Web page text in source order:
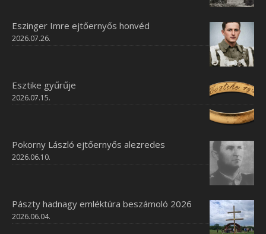
Eszinger Imre ejtőernyős honvéd
2026.07.26.
Esztike gyűrűje
2026.07.15.
Pokorny László ejtőernyős alezredes
2026.06.10.
Pászty hadnagy emléktúra beszámoló 2026
2026.06.04.